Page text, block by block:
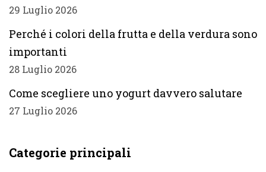
29 Luglio 2026
Perché i colori della frutta e della verdura sono
importanti
28 Luglio 2026
Come scegliere uno yogurt davvero salutare
27 Luglio 2026
Categorie principali